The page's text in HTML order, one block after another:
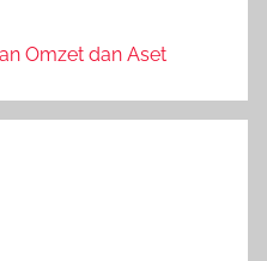
Omzet dan Aset